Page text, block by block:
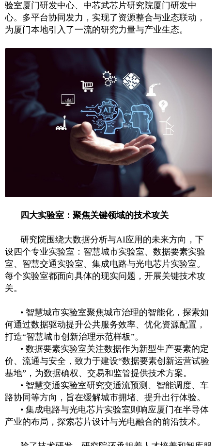
验室厦门研发中心、中芯武芯片研究院厦门研发中
心。多平台协同发力，实现了资源整合与业态联动，
为厦门本地引入了一流的研究力量与产业生态。
四大实验室：聚焦关键领域的技术攻关
研究院围绕大数据分析与AI应用的未来方向，下
设四个专业实验室：智慧城市实验室、数据要素实验
室、智慧交通实验室、集成电路与光电芯片实验室。
每个实验室都面向具体的现实问题，开展关键技术攻
关。
• 智慧城市实验室聚焦城市治理的智能化，探索如
何通过数据驱动提升公共服务效率、优化资源配置，
打造“智慧城市创新治理示范样板”。
• 数据要素实验室关注数据作为新型生产要素的定
价、流通与安全，致力于建设“数据要素创新运营试验
基地”，为数据确权、交易和监管提供技术方案。
• 智慧交通实验室研究交通流预测、智能调度、车
路协同等方向，旨在缓解城市拥堵、提升出行体验。
• 集成电路与光电芯片实验室则响应厦门在半导体
产业的布局，探索芯片设计与光电融合的前沿技术。